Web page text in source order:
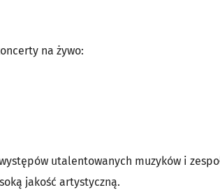
na żywo:
utalentowanych muzyków i
jakość artystyczną.